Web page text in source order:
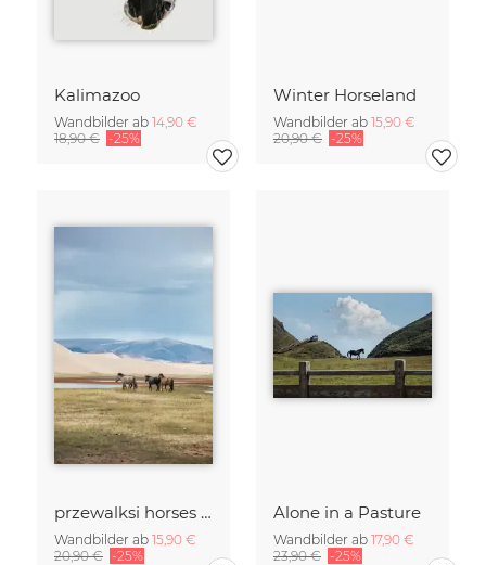
Kalimazoo
Wandbilder ab 14,90 €
18,90 € -25%
Winter Horseland
Wandbilder ab 15,90 €
20,90 € -25%
przewalksi horses in mongolia
Wandbilder ab 15,90 €
20,90 € -25%
Alone in a Pasture
Wandbilder ab 17,90 €
23,90 € -25%